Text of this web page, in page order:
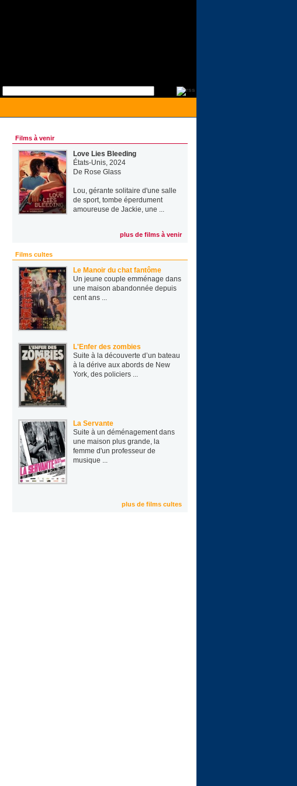
Films à venir
Love Lies Bleeding
États-Unis, 2024
De Rose Glass
Lou, gérante solitaire d'une salle
de sport, tombe éperdument
amoureuse de Jackie, une ...
plus de films à venir
Films cultes
Le Manoir du chat fantôme
Un jeune cou­ple emmé­nage dans
une mai­son aban­don­née depuis
cent ans ...
L'Enfer des zombies
Suite à la découverte d’un bateau
à la dérive aux abords de New
York, des policiers ...
La Servante
Suite à un déménagement dans
une maison plus grande, la
femme d'un professeur de
musique ...
plus de films cultes